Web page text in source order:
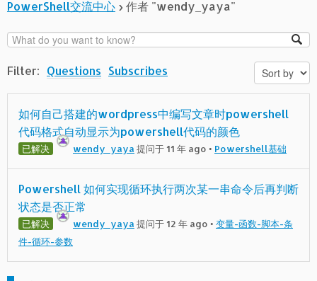
PowerShell交流中心 › 作者 "wendy_yaya"
Filter: Questions Subscribes
如何自己搭建的wordpress中编写文章时powershell
代码格式自动显示为powershell代码的颜色
已解决 wendy_yaya 提问于 11 年 ago • Powershell基础
Powershell 如何实现循环执行两次某一串命令后再判断
状态是否正常
已解决 wendy_yaya 提问于 12 年 ago • 变量-函数-脚本-条
件-循环-参数